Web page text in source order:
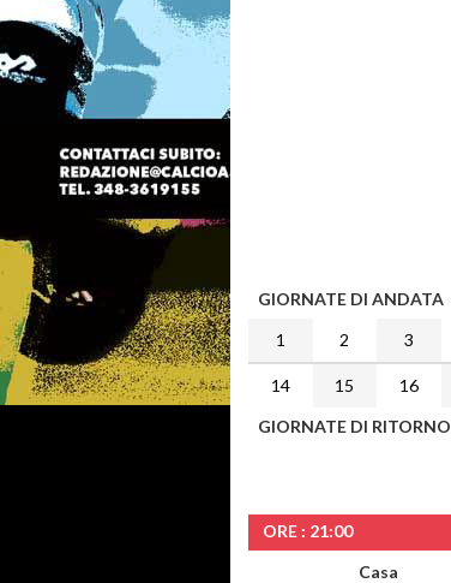
GIORNATE DI ANDATA
1
2 3
14 15 16
GIORNATE DI RITORNO
ORE : 21:00
Casa